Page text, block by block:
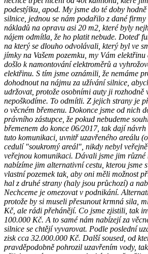
podestýlku, apod. My jsme do té doby
silnice, jednou se nám podařilo z dané firmy
nákladů na opravu asi 20 m2, které byly
nájem odmítla, že ho platit nebude. Doteď
na který se dlouho odvolávali, který byl ve
jímky na Vašem pozemku, my Vám
došlo k namontování elektroměrů a
elektřinu. S tím jsme oznámili, že nemáme
dohodnout na nájmu za užívání silnice,
udržovat, protože osobními auty ji rozhodně
nepoškodíme. To odmítli. Z jejich strany je
o věcném břemenu. Dokonce jsme od nich
právního zástupce, že pokud nebudeme
břemenem do konce 06/2017, tak dají
tuto komunikaci, uvnitř uzavřeného areálu
cedulí "soukromý areál", nikdy nebyl
veřejnou komunikaci. Dávali jsme jim různé
nabízíme jim alternativní cestu, kterou jsme
vlastní pozemek tak, aby oni měli možnost
hal z druhé strany (haly jsou průchozí) a
Nechceme je omezovat v podnikání.
protože by si museli přesunout krmná sila,
Kč, ale rádi přehánějí. Co jsme zjistili, tak
100.000 Kč. A to samé nám nabízejí za
silnice se chtějí vyvarovat. Podle poslední
zisk cca 32.000.000 Kč. Další soused, od
pravděpodobně pohrozil uzavřením vody,